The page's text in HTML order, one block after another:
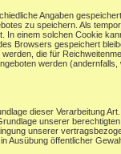
Angaben
zu speichern. Als
einem solchen Cookie
Browsers gespeichert
die für
werden
dieser Verarbeitung
unserer
unserer
öffentlicher